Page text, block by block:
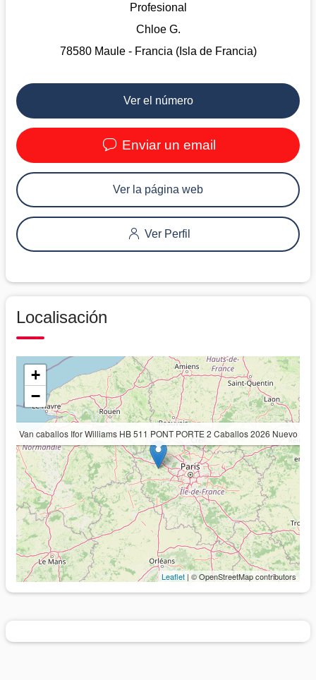
Profesional
Chloe G.
78580 Maule - Francia (Isla de Francia)
Ver el número
Enviar un email
Ver la página web
Ver Perfil
Localisación
Van caballos Ifor Williams HB 511 PONT PORTE 2 Caballos 2026 Nuevo
+
−
Leaflet | © OpenStreetMap contributors